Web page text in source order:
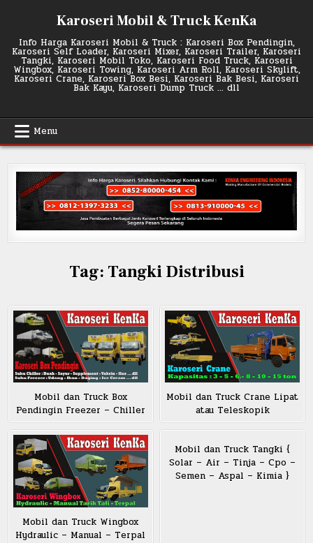
Karoseri Mobil & Truck KenKa
Info Harga Karoseri Mobil & Truck : Karoseri Box Pendingin,
Karoseri Self Loader, Karoseri Mixer, Karoseri Trailer, Karoseri
Tangki, Karoseri Mobil Toko, Karoseri Food Truck, Karoseri
Wingbox, Karoseri Towing, Karoseri Arm Roll, Karoseri Skylift,
Karoseri Crane, Karoseri Box Besi, Karoseri Bak Besi, Karoseri
Bak Kayu, Karoseri Dump Truck … dll
Menu
Tag: Tangki Distribusi
Mobil dan Truck Box
Pendingin Freezer – Chiller
Mobil dan Truck Crane Lipat
atau Teleskopik
Mobil dan Truck Wingbox
Hydraulic – Manual – Terpal
Mobil dan Truck Tangki {
Solar – Air – Tinja – Cpo –
Semen – Aspal – Kimia }